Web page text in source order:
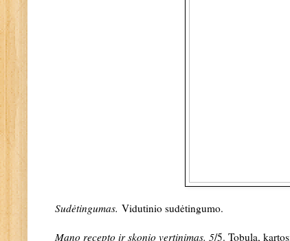
Sudėtingumas. Vidutinio sudėtingumo.
Mano recepto ir skonio vertinimas. 5/5. Tobula,